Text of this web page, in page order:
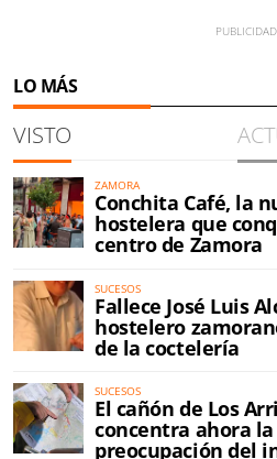
LO MÁS
VISTO
ZAMORA
Conchita Café, la
hostelera que
centro de Zamora
SUCESOS
Fallece José Luis
hostelero
de la coctelería
SUCESOS
El cañón de Los
concentra ahora
preocupación del